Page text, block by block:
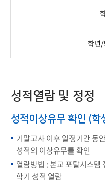
학년/
성적열람 및 정정
성적이상유무 확인 (
기말고사 이후 일정기간 동
성적의 이상유무를 확인
열람방법 : 본교 포탈시스
학기 성적 열람